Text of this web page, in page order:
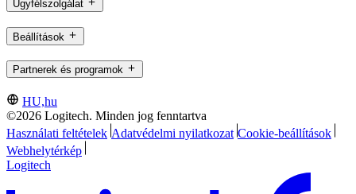
Ügyfélszolgálat
Beállítások
Partnerek és programok
HU,hu
©2026 Logitech. Minden jog fenntartva
Használati feltételek Adatvédelmi nyilatkozat Cookie-beállítások
Webhelytérkép
Logitech